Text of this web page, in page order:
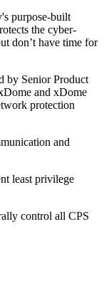
purpose-built
the cyber-
don’t have time for
by Senior Product
and xDome
protection
and
least privilege
control all CPS